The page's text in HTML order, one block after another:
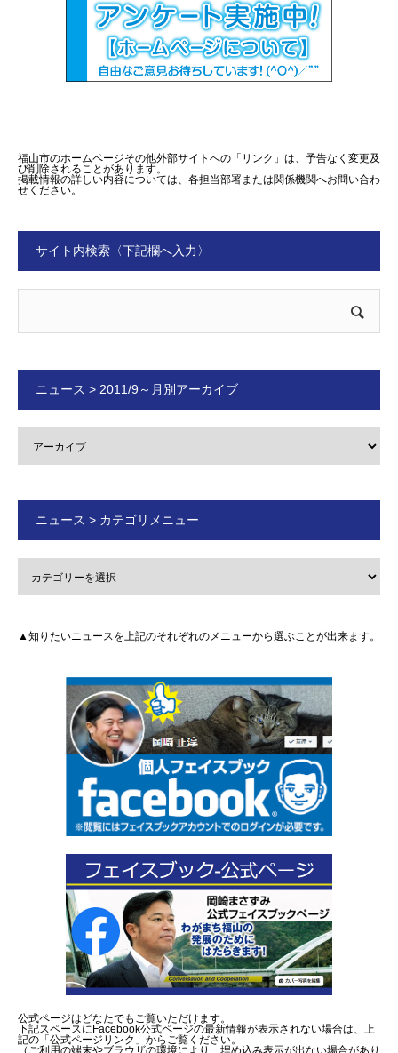
福山市のホームページその他外部サイトへの「リンク」は、予告なく変更及
び削除されることがあります。
掲載情報の詳しい内容については、各担当部署または関係機関へお問い合わ
せください。
サイト内検索〈下記欄へ入力〉
ニュース > 2011/9～月別アーカイブ
ニュース > カテゴリメニュー
▲知りたいニュースを上記のそれぞれのメニューから選ぶことが出来ます。
公式ページはどなたでもご覧いただけます。
下記スペースにFacebook公式ページの最新情報が表示されない場合は、上
記の「公式ページリンク」からご覧ください。
（ご利用の端末やブラウザの環境により、埋め込み表示が出ない場合があり